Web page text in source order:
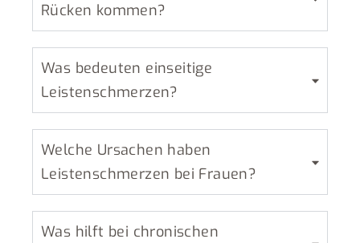
Rücken kommen?
Was bedeuten einseitige
Leistenschmerzen?
Welche Ursachen haben
Leistenschmerzen bei Frauen?
Was hilft bei chronischen